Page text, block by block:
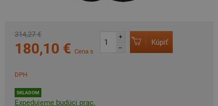
314,27 €
180,10 € Cena s
DPH
SKLADOM
Expedujeme budúci prac.
+
–
Kúpiť